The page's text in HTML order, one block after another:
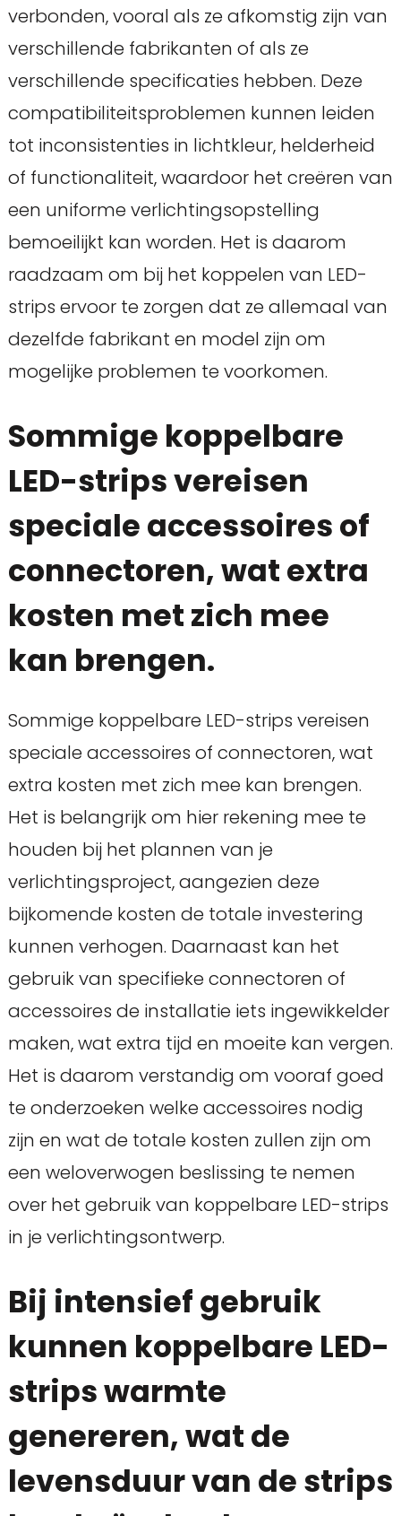
verbonden, vooral als ze afkomstig zijn van
verschillende fabrikanten of als ze
verschillende specificaties hebben. Deze
compatibiliteitsproblemen kunnen leiden
tot inconsistenties in lichtkleur, helderheid
of functionaliteit, waardoor het creëren van
een uniforme verlichtingsopstelling
bemoeilijkt kan worden. Het is daarom
raadzaam om bij het koppelen van LED-
strips ervoor te zorgen dat ze allemaal van
dezelfde fabrikant en model zijn om
mogelijke problemen te voorkomen.
Sommige koppelbare
LED-strips vereisen
speciale accessoires of
connectoren, wat extra
kosten met zich mee
kan brengen.
Sommige koppelbare LED-strips vereisen
speciale accessoires of connectoren, wat
extra kosten met zich mee kan brengen.
Het is belangrijk om hier rekening mee te
houden bij het plannen van je
verlichtingsproject, aangezien deze
bijkomende kosten de totale investering
kunnen verhogen. Daarnaast kan het
gebruik van specifieke connectoren of
accessoires de installatie iets ingewikkelder
maken, wat extra tijd en moeite kan vergen.
Het is daarom verstandig om vooraf goed
te onderzoeken welke accessoires nodig
zijn en wat de totale kosten zullen zijn om
een weloverwogen beslissing te nemen
over het gebruik van koppelbare LED-strips
in je verlichtingsontwerp.
Bij intensief gebruik
kunnen koppelbare LED-
strips warmte
genereren, wat de
levensduur van de strips